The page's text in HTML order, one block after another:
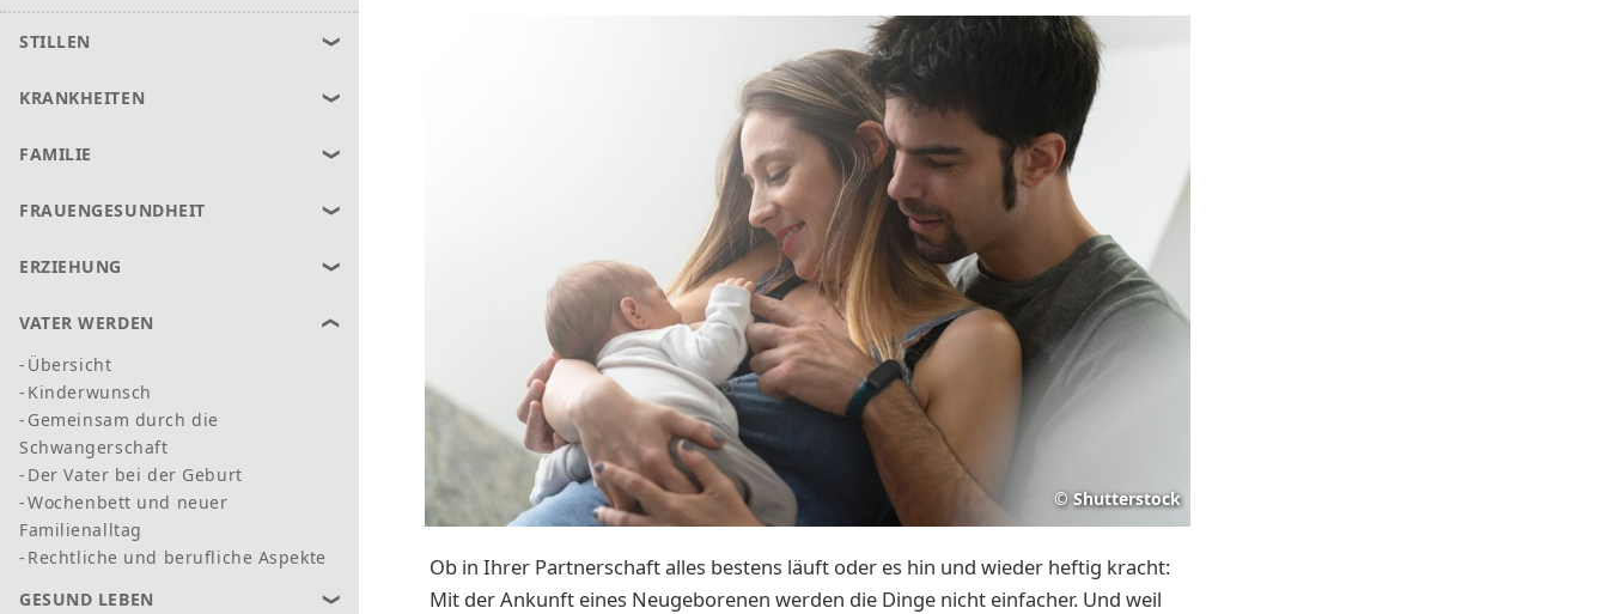
STILLEN
KRANKHEITEN
FAMILIE
FRAUENGESUNDHEIT
ERZIEHUNG
VATER WERDEN
Übersicht
Kinderwunsch
Gemeinsam durch die
Schwangerschaft
Der Vater bei der Geburt
Wochenbett und neuer
Familienalltag
Rechtliche und berufliche Aspekte
GESUND LEBEN
© Shutterstock
Ob in Ihrer Partnerschaft alles bestens läuft oder es hin und wieder heftig kracht:
Mit der Ankunft eines Neugeborenen werden die Dinge nicht einfacher. Und weil